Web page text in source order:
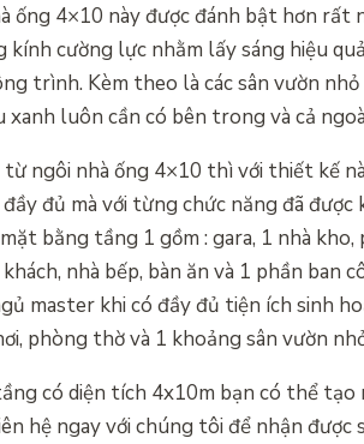
ống 4×10 này được đánh bật hơn
kính cường lực nhằm lấy sáng hiệu
trình. Kèm theo là các sân vườn
luôn cần có bên trong và cả
ngôi nhà ống 4×10 thì với thiết kế
đủ mà với từng chức năng đã
bằng tầng 1 gồm : gara, 1 nhà kho,
nhà bếp, bàn ăn và 1 phần ban
master khi có đầy đủ tiện ích sinh
phòng thờ và 1 khoảng sân vườn
có diện tích 4x10m bạn có thể
hệ ngay với chúng tôi để nhận